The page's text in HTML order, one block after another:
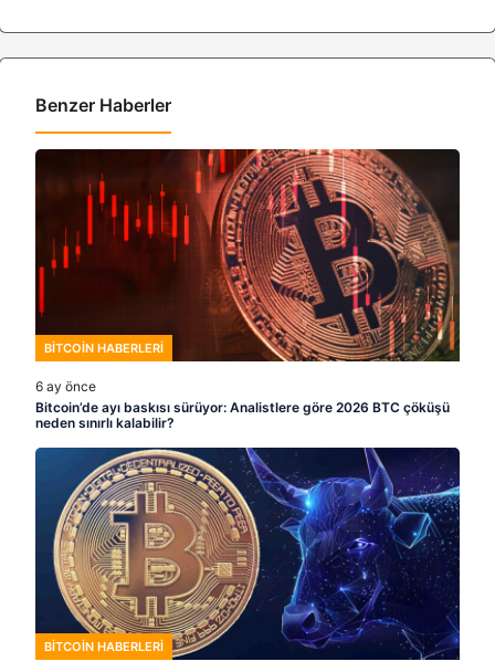
Benzer Haberler
BITCOIN HABERLERI
6 ay önce
Bitcoin’de ayı baskısı sürüyor: Analistlere göre 2026 BTC çöküşü
neden sınırlı kalabilir?
BITCOIN HABERLERI